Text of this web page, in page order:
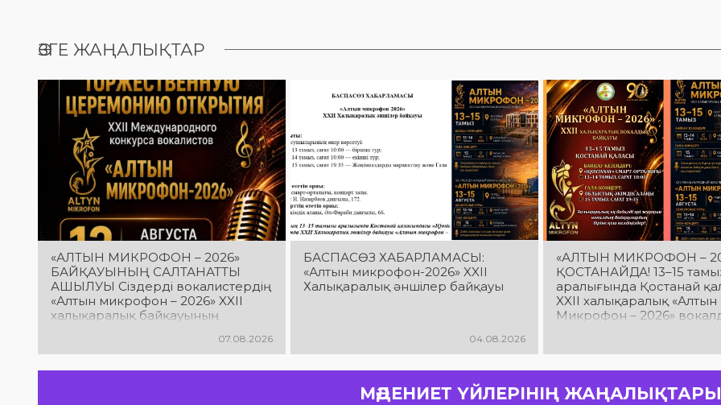
ӨЗГЕ ЖАҢАЛЫҚТАР
«АЛТЫН МИКРОФОН – 2026»
БАЙҚАУЫНЫҢ САЛТАНАТТЫ
АШЫЛУЫ Сіздерді вокалистердің
«Алтын микрофон – 2026» XXII
халықаралық байқауының
елдерден келген талантты
орындаушылар бас қосып, үлкен
07.08.2026
БАСПАСӨЗ ХАБАРЛАМАСЫ:
«Алтын микрофон-2026» XXІІ
Халықаралық әншілер байқауы
04.08.2026
«АЛТЫН МИКРОФОН –
ҚОСТАНАЙДА! 13–15
аралығында Қостанай
XXII халықаралық «Алтын
Микрофон – 2026»
орындаушылардың
тамашалап, халықаралық
вокалдық байқаудың
атмосферасын бірге
МӘДЕНИЕТ ҮЙЛЕРІНІҢ ЖАҢАЛЫҚТАРЫ